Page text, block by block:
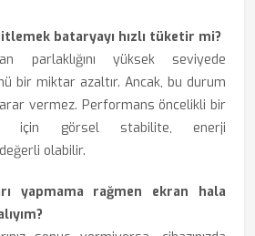
bataryayı hızlı tüketir mi?
parlaklığını yüksek seviyede
bir miktar azaltır. Ancak, bu durum
zarar vermez. Performans öncelikli bir
için görsel stabilite, enerji
olabilir.
yapmama rağmen ekran hala